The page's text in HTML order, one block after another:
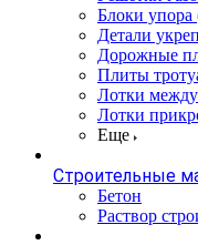
Блоки упора
Детали
Дорожные
Плиты
Лотки
Лотки
Еще
Строительные
Бетон
Раствор